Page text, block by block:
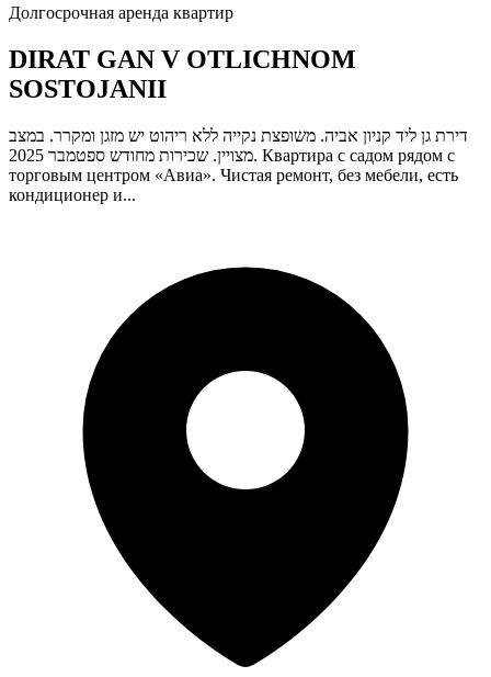
Долгосрочная аренда квартир
DIRAT GAN V OTLICHNOM
SOSTOJANII
דירת גן ליד קניון אביה. משופצת נקייה ללא ריהוט יש מזגן ומקרר. במצב
מצויין. שכירות מחודש ספטמבר 2025. Квартира с садом рядом с
торговым центром «Авиа». Чистая ремонт, без мебели, есть
кондиционер и...